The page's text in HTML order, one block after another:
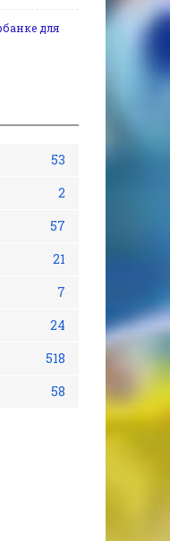
для
53
2
57
21
7
24
518
58